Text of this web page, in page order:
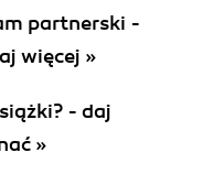
partnerski -
więcej »
- daj
»